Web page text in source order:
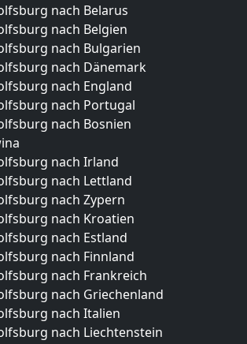
nach Belarus
nach Belgien
nach Bulgarien
nach Dänemark
nach England
nach Portugal
nach Bosnien
nach Irland
nach Lettland
nach Zypern
nach Kroatien
nach Estland
nach Finnland
nach Frankreich
nach Griechenland
nach Italien
nach Liechtenstein